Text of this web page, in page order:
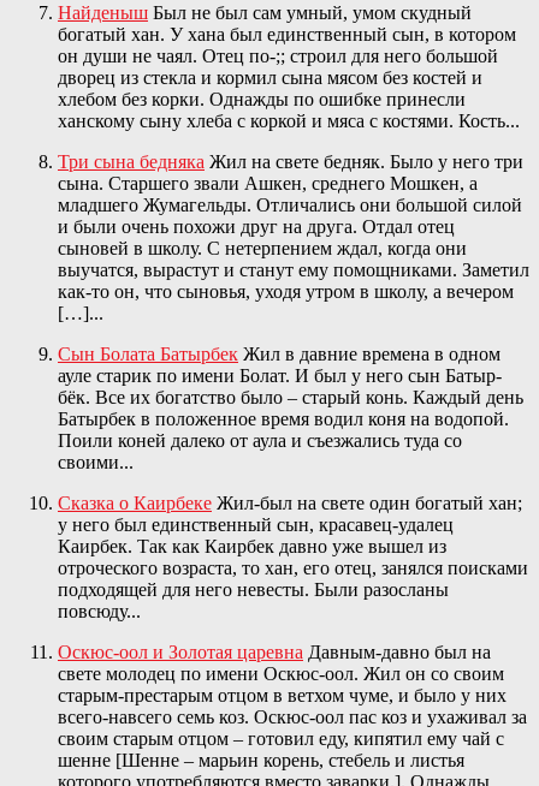
Найденыш Был не был сам умный, умом скудный
богатый хан. У хана был единственный сын, в котором
он души не чаял. Отец по-;; строил для него большой
дворец из стекла и кормил сына мясом без костей и
хлебом без корки. Однажды по ошибке принесли
ханскому сыну хлеба с коркой и мяса с костями. Кость...
Три сына бедняка Жил на свете бедняк. Было у него три
сына. Старшего звали Ашкен, среднего Мошкен, а
младшего Жумагельды. Отличались они большой силой
и были очень похожи друг на друга. Отдал отец
сыновей в школу. С нетерпением ждал, когда они
выучатся, вырастут и станут ему помощниками. Заметил
как-то он, что сыновья, уходя утром в школу, а вечером
[…]...
Сын Болата Батырбек Жил в давние времена в одном
ауле старик по имени Болат. И был у него сын Батыр-
бёк. Все их богатство было – старый конь. Каждый день
Батырбек в положенное время водил коня на водопой.
Поили коней далеко от аула и съезжались туда со
своими...
Сказка о Каирбеке Жил-был на свете один богатый хан;
у него был единственный сын, красавец-удалец
Каирбек. Так как Каирбек давно уже вышел из
отроческого возраста, то хан, его отец, занялся поисками
подходящей для него невесты. Были разосланы
повсюду...
Оскюс-оол и Золотая царевна Давным-давно был на
свете молодец по имени Оскюс-оол. Жил он со своим
старым-престарым отцом в ветхом чуме, и было у них
всего-навсего семь коз. Оскюс-оол пас коз и ухаживал за
своим старым отцом – готовил еду, кипятил ему чай с
шенне [Шенне – марьин корень, стебель и листья
которого употребляются вместо заварки.]. Однажды